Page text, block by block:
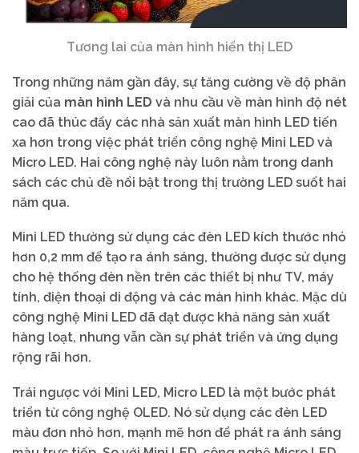
Tương lai của màn hình hiển thị LED
Trong những năm gần đây, sự tăng cường về độ phân
giải của màn hình LED và nhu cầu về màn hình độ nét
cao đã thúc đẩy các nhà sản xuất màn hình LED tiến
xa hơn trong việc phát triển công nghệ Mini LED và
Micro LED. Hai công nghệ này luôn nằm trong danh
sách các chủ đề nổi bật trong thị trường LED suốt hai
năm qua.
Mini LED thường sử dụng các đèn LED kích thước nhỏ
hơn 0,2 mm để tạo ra ánh sáng, thường được sử dụng
cho hệ thống đèn nền trên các thiết bị như TV, máy
tính, điện thoại di động và các màn hình khác. Mặc dù
công nghệ Mini LED đã đạt được khả năng sản xuất
hàng loạt, nhưng vẫn cần sự phát triển và ứng dụng
rộng rãi hơn.
Trái ngược với Mini LED, Micro LED là một bước phát
triển từ công nghệ OLED. Nó sử dụng các đèn LED
màu đơn nhỏ hơn, mạnh mẽ hơn để phát ra ánh sáng